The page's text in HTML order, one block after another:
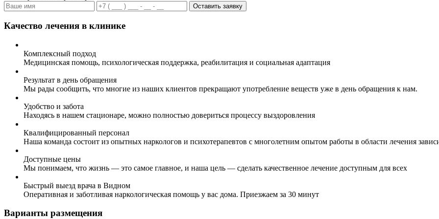
Оставить заявку
Качество лечения в клинике
Комплексный подход
Медицинская помощь, психологическая поддержка, реабилитация и социальная адаптация
Результат в день обращения
Мы рады сообщить, что многие из наших клиентов прекращают употребление веществ уже в день обращения к нам.
Удобство и забота
Находясь в нашем стационаре, можно полностью довериться процессу выздоровления
Квалифицированный персонал
Наша команда состоит из опытных наркологов и психотерапевтов с многолетним опытом работы в области лечения
Доступные цены
Мы понимаем, что жизнь — это самое главное, и наша цель — сделать качественное лечение доступным для всех
Быстрый выезд врача в Видном
Оперативная и заботливая наркологическая помощь у вас дома. Приезжаем за 30 минут
Варианты размещения